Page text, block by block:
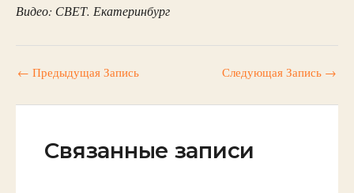
Видео: СВЕТ. Екатеринбург
← Предыдущая Запись Следующая Запись →
Связанные записи